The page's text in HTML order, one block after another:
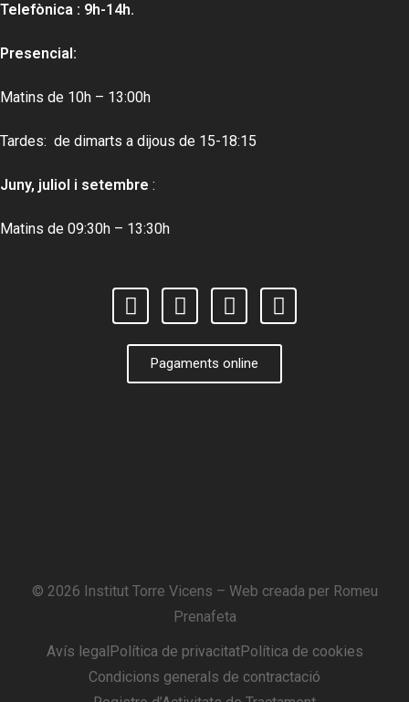
Telefònica : 9h-14h.
Presencial:
Matins de 10h – 13:00h
Tardes: de dimarts a dijous de 15-18:15
Juny, juliol i setembre :
Matins de 09:30h – 13:30h
Pagaments online
© 2026 Institut Torre Vicens – Web creada per Romeu
Prenafeta
Avís legalPolítica de privacitatPolítica de cookies
Condicions generals de contractació